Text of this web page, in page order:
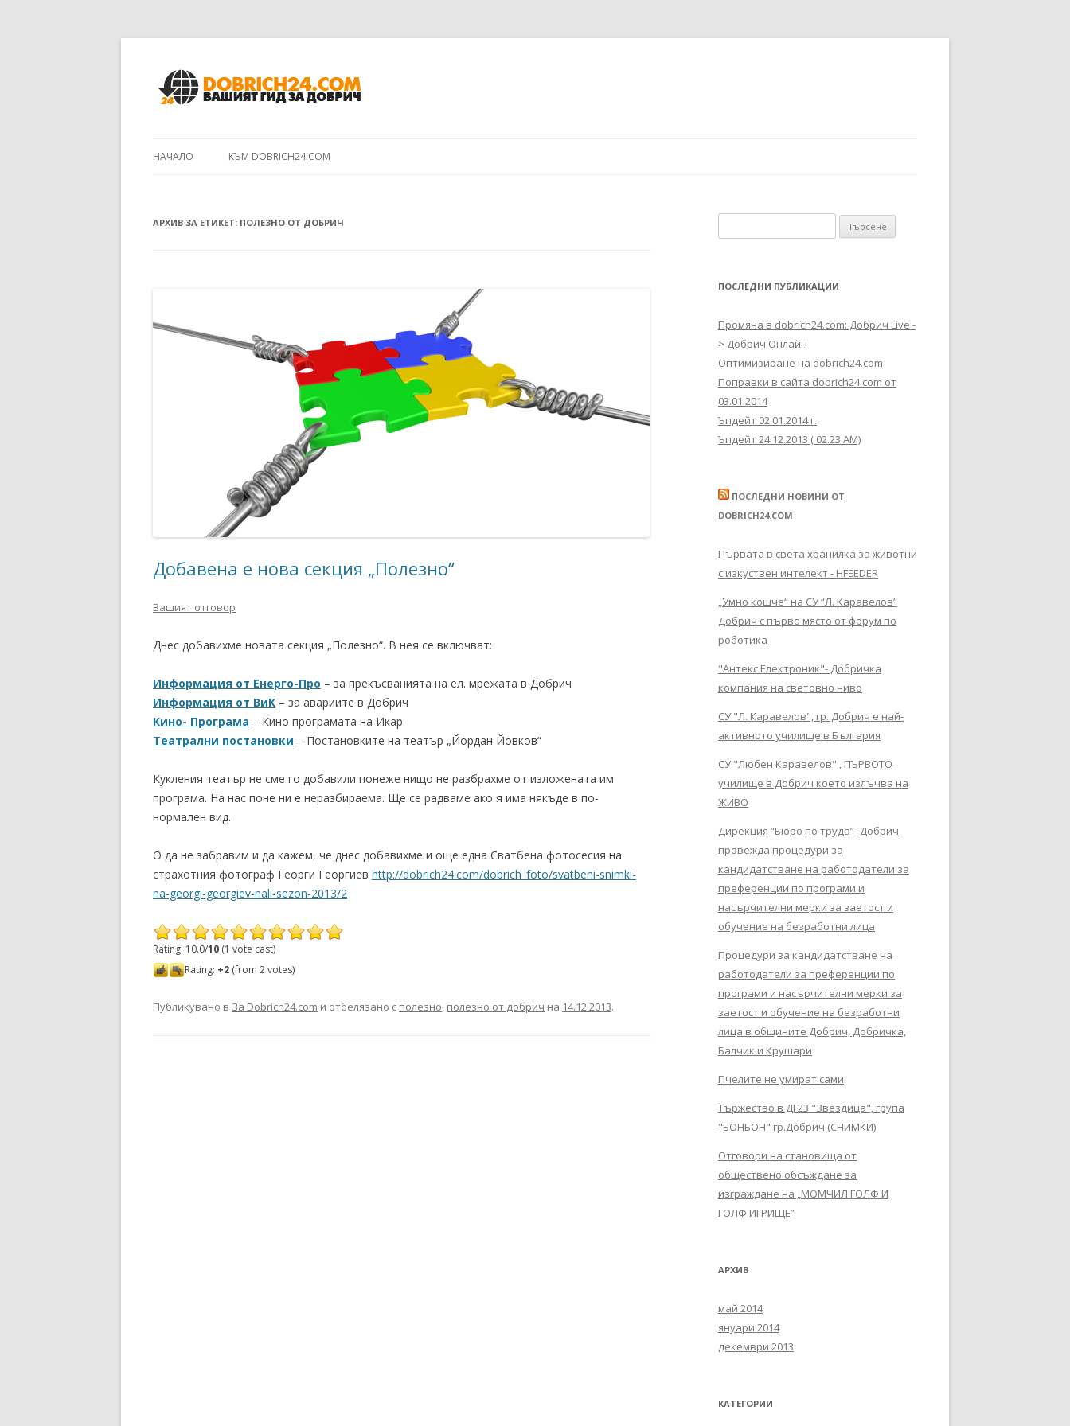
НАЧАЛО КЪМ DOBRICH24.COM
АРХИВ ЗА ЕТИКЕТ: ПОЛЕЗНО ОТ ДОБРИЧ
Добавена е нова секция „Полезно“
Вашият отговор
Днес добавихме новата секция „Полезно“. В нея се включват:
Информация от Енерго-Про – за прекъсванията на ел. мрежата в Добрич
Информация от ВиК – за авариите в Добрич
Кино- Програма – Кино програмата на Икар
Театрални постановки – Постановките на театър „Йордан Йовков“
Кукления театър не сме го добавили понеже нищо не разбрахме от изложената им
програма. На нас поне ни е неразбираема. Ще се радваме ако я има някъде в по-
нормален вид.
О да не забравим и да кажем, че днес добавихме и още една Сватбена фотосесия на
страхотния фотограф Георги Георгиев http://dobrich24.com/dobrich_foto/svatbeni-snimki-
na-georgi-georgiev-nali-sezon-2013/2
Rating: 10.0/10 (1 vote cast)
Rating: +2 (from 2 votes)
Публикувано в За Dobrich24.com и отбелязано с полезно, полезно от добрич на 14.12.2013.
ПОСЛЕДНИ ПУБЛИКАЦИИ
Промяна в dobrich24.com: Добрич Live -
> Добрич Онлайн
Оптимизиране на dobrich24.com
Поправки в сайта dobrich24.com от
03.01.2014
Ъпдейт 02.01.2014 г.
Ъпдейт 24.12.2013 ( 02.23 AM)
ПОСЛЕДНИ НОВИНИ ОТ
DOBRICH24.COM
Първата в света хранилка за животни
с изкуствен интелект - HFEEDER
„Умно кошче“ на СУ “Л. Каравелов”
Добрич с първо място от форум по
роботика
"Антекс Електроник"- Добричка
компания на световно ниво
СУ "Л. Каравелов", гр. Добрич е най-
активното училище в България
СУ "Любен Каравелов" , ПЪРВОТО
училище в Добрич което излъчва на
ЖИВО
Дирекция “Бюро по труда”- Добрич
провежда процедури за
кандидатстване на работодатели за
преференции по програми и
насърчителни мерки за заетост и
обучение на безработни лица
Процедури за кандидатстване на
работодатели за преференции по
програми и насърчителни мерки за
заетост и обучение на безработни
лица в общините Добрич, Добричка,
Балчик и Крушари
Пчелите не умират сами
Тържество в ДГ23 "Звездица", група
"БОНБОН" гр.Добрич (СНИМКИ)
Отговори на становища от
обществено обсъждане за
изграждане на „МОМЧИЛ ГОЛФ И
ГОЛФ ИГРИЩЕ”
АРХИВ
май 2014
януари 2014
декември 2013
КАТЕГОРИИ